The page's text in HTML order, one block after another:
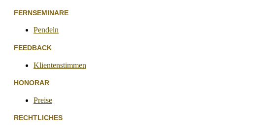
FERNSEMINARE
Pendeln
FEEDBACK
Klientenstimmen
HONORAR
Preise
RECHTLICHES